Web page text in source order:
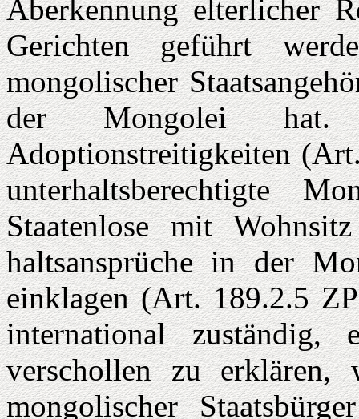
Aberkennung elterlicher
Gerichten geführt
mongolischer
der Mongolei hat.
Adoptionstreitigkeiten
unterhaltsberech­tigte
Staatenlose mit
haltsansprüche in der
einklagen (Art. 189.2.5
international
verschollen zu erklären,
mongolischer